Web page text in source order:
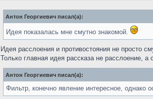
Антон Георгиевич писал(а):
Идея показалась мне смутно знакомой.
Идея расслоения и противостояния не просто
Только главная идея рассказа не расслоение,
Антон Георгиевич писал(а):
Фильтр, конечно явление интересное, однако